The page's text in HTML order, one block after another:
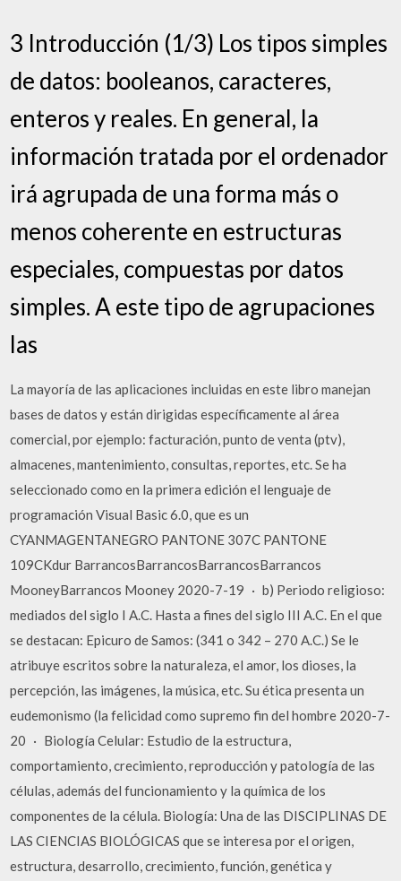
3 Introducción (1/3) Los tipos simples
de datos: booleanos, caracteres,
enteros y reales. En general, la
información tratada por el ordenador
irá agrupada de una forma más o
menos coherente en estructuras
especiales, compuestas por datos
simples. A este tipo de agrupaciones
las
La mayoría de las aplicaciones incluidas en este libro manejan
bases de datos y están dirigidas específicamente al área
comercial, por ejemplo: facturación, punto de venta (ptv),
almacenes, mantenimiento, consultas, reportes, etc. Se ha
seleccionado como en la primera edición el lenguaje de
programación Visual Basic 6.0, que es un
CYANMAGENTANEGRO PANTONE 307C PANTONE
109CKdur BarrancosBarrancosBarrancosBarrancos
MooneyBarrancos Mooney 2020-7-19 · b) Periodo religioso:
mediados del siglo I A.C. Hasta a fines del siglo III A.C. En el que
se destacan: Epicuro de Samos: (341 o 342 – 270 A.C.) Se le
atribuye escritos sobre la naturaleza, el amor, los dioses, la
percepción, las imágenes, la música, etc. Su ética presenta un
eudemonismo (la felicidad como supremo fin del hombre 2020-7-
20 · Biología Celular: Estudio de la estructura,
comportamiento, crecimiento, reproducción y patología de las
células, además del funcionamiento y la química de los
componentes de la célula. Biología: Una de las DISCIPLINAS DE
LAS CIENCIAS BIOLÓGICAS que se interesa por el origen,
estructura, desarrollo, crecimiento, función, genética y